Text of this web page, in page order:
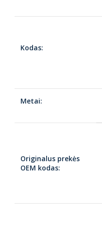
Kodas:
Metai:
Originalus prekės
OEM kodas: